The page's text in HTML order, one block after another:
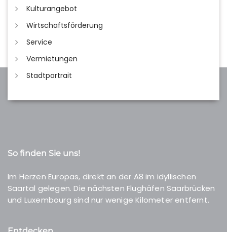
Kulturangebot
Wirtschaftsförderung
Service
Vermietungen
Stadtportrait
So finden Sie uns!
Im Herzen Europas, direkt an der A8 im idyllischen
Saartal gelegen. Die nächsten Flughäfen Saarbrücken
und Luxembourg sind nur wenige Kilometer entfernt.